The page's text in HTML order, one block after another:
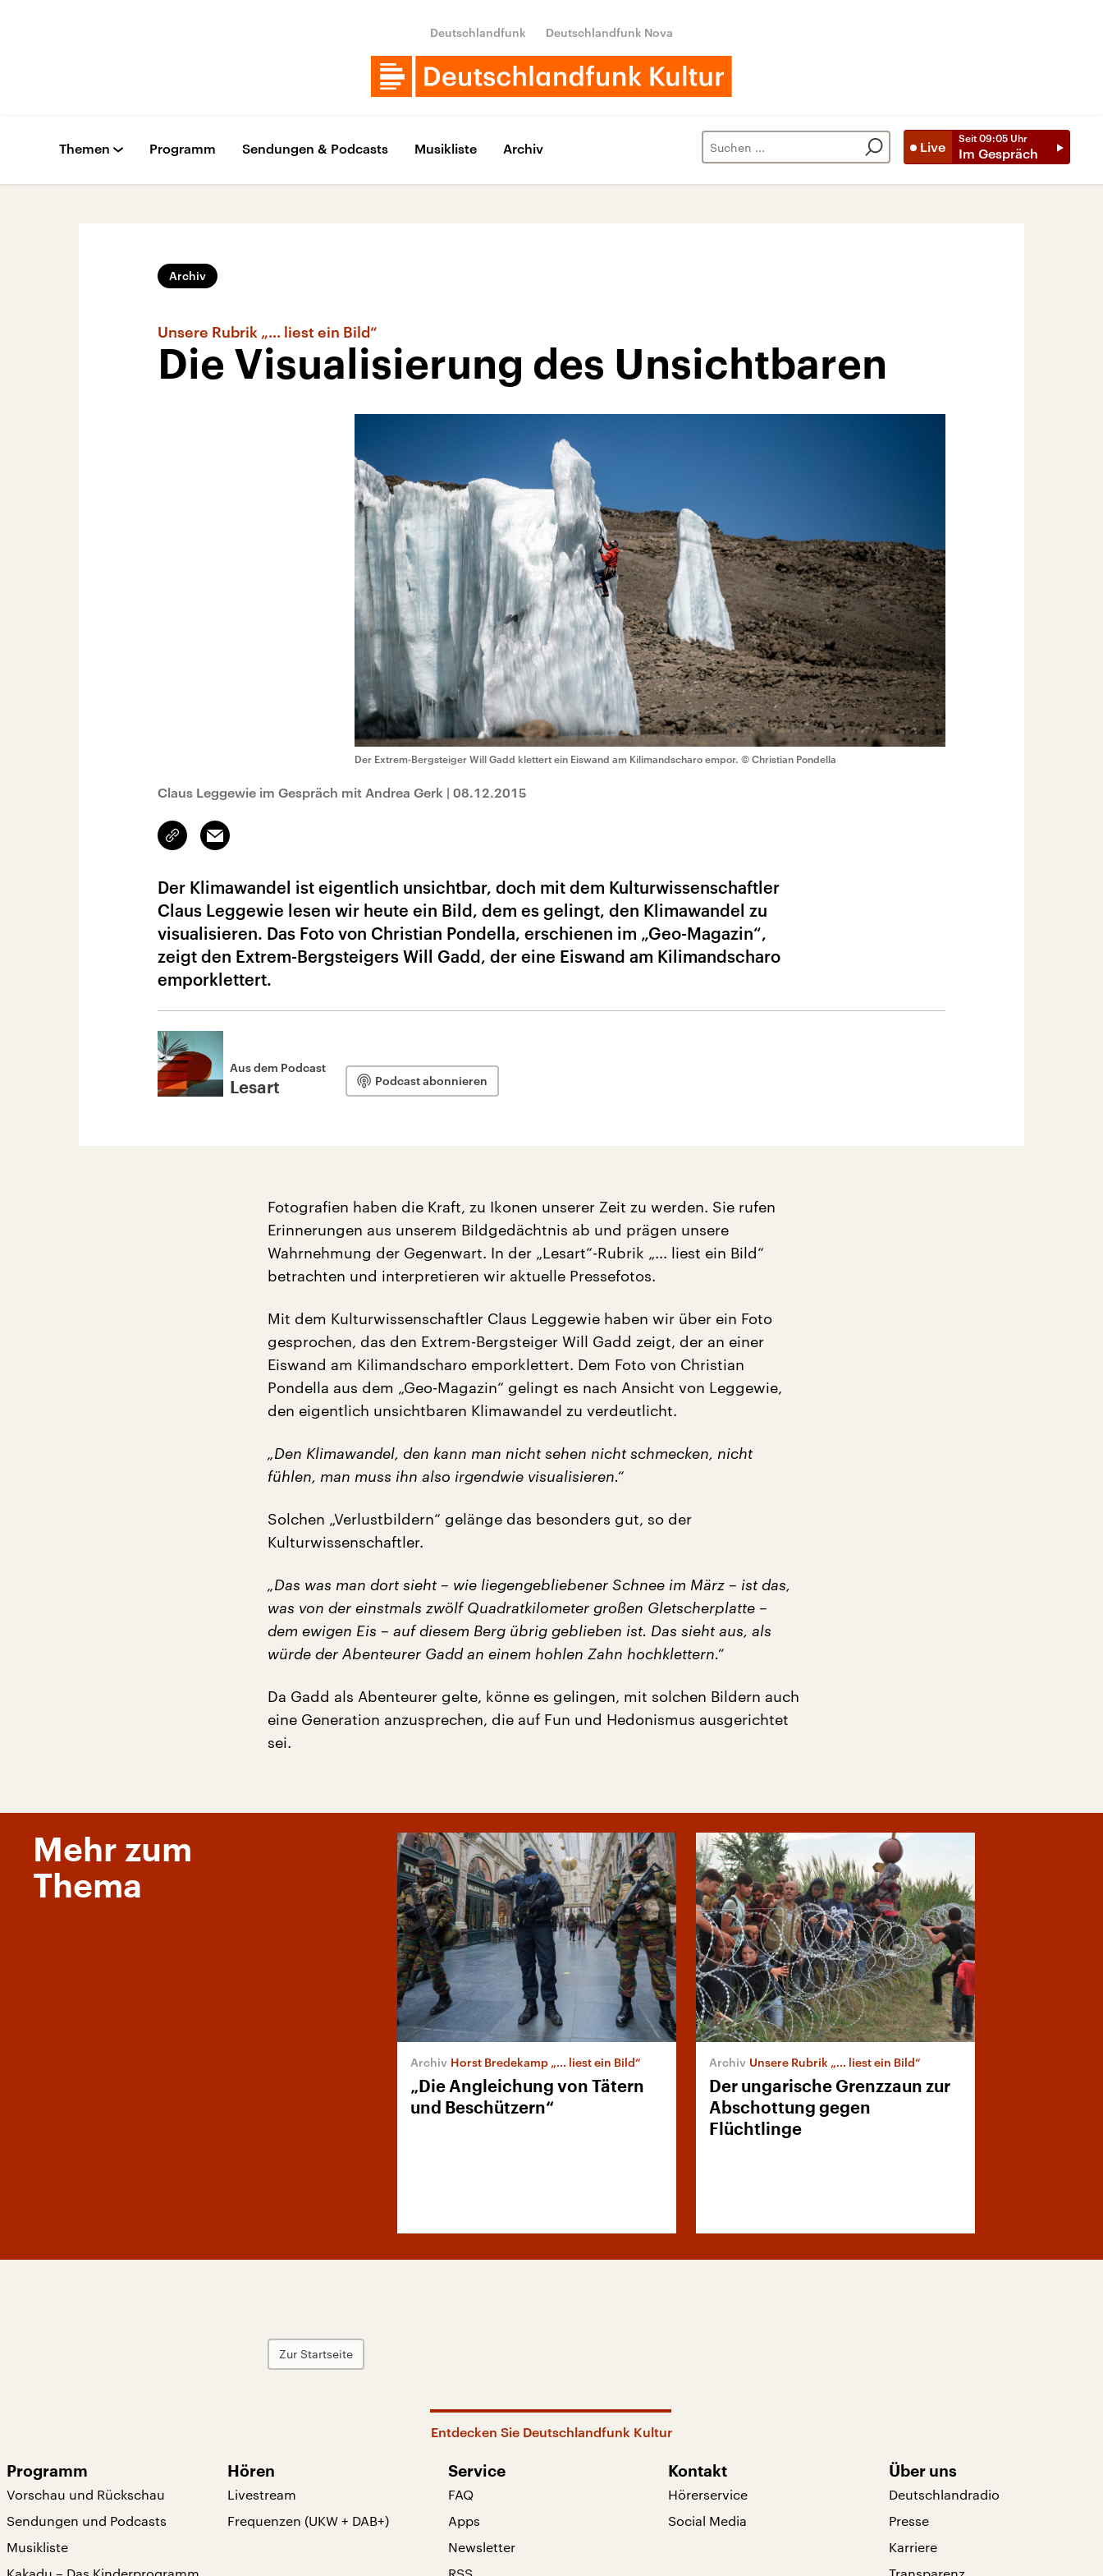
Deutschlandfunk Deutschlandfunk Nova
Live
Seit 09:05 Uhr
Im Gespräch
Themen Programm Sendungen & Podcasts Musikliste Archiv
Archiv
Unsere Rubrik „... liest ein Bild“
Die Visualisierung des Unsichtbaren
Der Extrem-Bergsteiger Will Gadd klettert ein Eiswand am Kilimandscharo empor. © Christian Pondella
Claus Leggewie im Gespräch mit Andrea Gerk | 08.12.2015
Link
kopieren/teilen
Email
Der Klimawandel ist eigentlich unsichtbar, doch mit dem Kulturwissenschaftler
Claus Leggewie lesen wir heute ein Bild, dem es gelingt, den Klimawandel zu
visualisieren. Das Foto von Christian Pondella, erschienen im „Geo-Magazin“,
zeigt den Extrem-Bergsteigers Will Gadd, der eine Eiswand am Kilimandscharo
emporklettert.
Aus dem Podcast
Lesart Podcast abonnieren
Fotografien haben die Kraft, zu Ikonen unserer Zeit zu werden. Sie rufen
Erinnerungen aus unserem Bildgedächtnis ab und prägen unsere
Wahrnehmung der Gegenwart. In der „Lesart“-Rubrik „... liest ein Bild“
betrachten und interpretieren wir aktuelle Pressefotos.
Mit dem Kulturwissenschaftler Claus Leggewie haben wir über ein Foto
gesprochen, das den Extrem-Bergsteiger Will Gadd zeigt, der an einer
Eiswand am Kilimandscharo emporklettert. Dem Foto von Christian
Pondella aus dem „Geo-Magazin“ gelingt es nach Ansicht von Leggewie,
den eigentlich unsichtbaren Klimawandel zu verdeutlicht.
„Den Klimawandel, den kann man nicht sehen nicht schmecken, nicht
fühlen, man muss ihn also irgendwie visualisieren.“
Solchen „Verlustbildern“ gelänge das besonders gut, so der
Kulturwissenschaftler.
„Das was man dort sieht – wie liegengebliebener Schnee im März – ist das,
was von der einstmals zwölf Quadratkilometer großen Gletscherplatte –
dem ewigen Eis – auf diesem Berg übrig geblieben ist. Das sieht aus, als
würde der Abenteurer Gadd an einem hohlen Zahn hochklettern.“
Da Gadd als Abenteurer gelte, könne es gelingen, mit solchen Bildern auch
eine Generation anzusprechen, die auf Fun und Hedonismus ausgerichtet
sei.
Mehr zum
Thema
Horst Bredekamp „... liest ein Bild“
„Die Angleichung von Tätern
und Beschützern“
Unsere Rubrik „... liest ein Bild“
Der ungarische Grenzzaun zur
Abschottung gegen
Flüchtlinge
Zur Startseite
Entdecken Sie Deutschlandfunk Kultur
Programm
Vorschau und Rückschau
Sendungen und Podcasts
Musikliste
Hören
Livestream
Frequenzen (UKW + DAB+)
Service
FAQ
Apps
Newsletter
Kontakt
Hörerservice
Social Media
Über uns
Deutschlandradio
Presse
Karriere